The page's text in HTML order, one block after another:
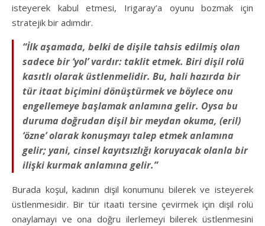
isteyerek kabul etmesi, Irigaray’a oyunu bozmak için
stratejik bir adımdır.
“İlk aşamada, belki de dişile tahsis edilmiş olan
sadece bir ‘yol’ vardır: taklit etmek. Biri dişil rolü
kasıtlı olarak üstlenmelidir. Bu, hali hazırda bir
tür itaat biçimini dönüştürmek ve böylece onu
engellemeye başlamak anlamına gelir. Oysa bu
duruma doğrudan dişil bir meydan okuma, (eril)
‘özne’ olarak konuşmayı talep etmek anlamına
gelir; yani, cinsel kayıtsızlığı koruyacak olanla bir
ilişki kurmak anlamına gelir.”
Burada koşul, kadının dişil konumunu bilerek ve isteyerek
üstlenmesidir. Bir tür itaati tersine çevirmek için dişil rolü
onaylamayı ve ona doğru ilerlemeyi bilerek üstlenmesini